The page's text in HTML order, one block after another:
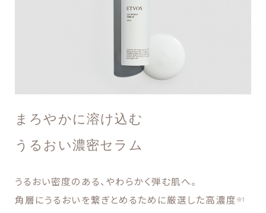
まろやかに溶け込む
うるおい濃密セラム
うるおい密度のある、やわらかく弾む肌へ。
角層にうるおいを繋ぎとめるために厳選した高濃度 ※1